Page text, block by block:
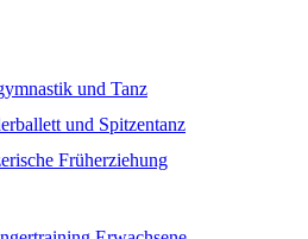
und Tanz
und Spitzentanz
Früherziehung